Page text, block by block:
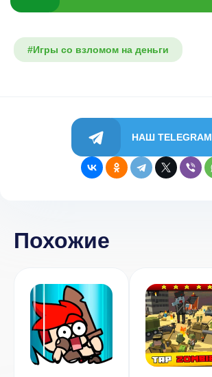
#Игры со взломом на деньги
НАШ TELEGRAM
Похожие